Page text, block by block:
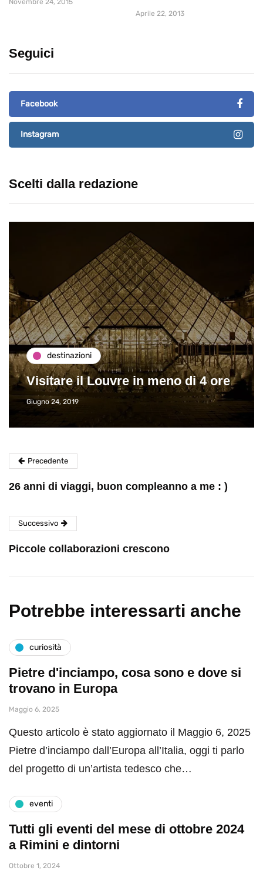
Novembre 24, 2015
Aprile 22, 2013
Seguici
Facebook
Instagram
Scelti dalla redazione
destinazioni
Visitare il Louvre in meno di 4 ore
Giugno 24, 2019
Precedente
26 anni di viaggi, buon compleanno a me : )
Successivo
Piccole collaborazioni crescono
Potrebbe interessarti anche
curiosità
Pietre d'inciampo, cosa sono e dove si
trovano in Europa
Maggio 6, 2025
Questo articolo è stato aggiornato il Maggio 6, 2025
Pietre d’inciampo dall’Europa all’Italia, oggi ti parlo
del progetto di un’artista tedesco che…
eventi
Tutti gli eventi del mese di ottobre 2024
a Rimini e dintorni
Ottobre 1, 2024